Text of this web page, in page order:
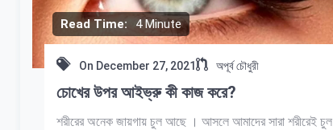
Read Time: 4 Minute
On December 27, 2021 অপূর্ব চৌধুরী
চোখের উপর আইভ্রু কী কাজ করে?
শরীরের অনেক জায়গায় চুল আছে । আসলে আমাদের সারা শরীরেই চুল